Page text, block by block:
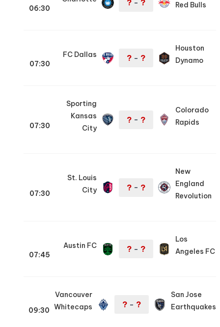
06:30
? – ?
Red Bulls
07:30
FC Dallas ? – ?
Houston
Dynamo
07:30
Sporting
Kansas
City
? – ?
Colorado
Rapids
07:30
St. Louis
City
? – ?
New
England
Revolution
07:45
Austin FC ? – ?
Los
Angeles FC
09:30
Vancouver
Whitecaps
? – ?
San Jose
Earthquakes